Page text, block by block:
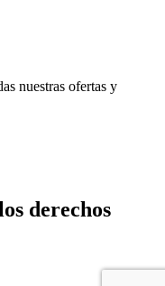
nuestras ofertas y
derechos